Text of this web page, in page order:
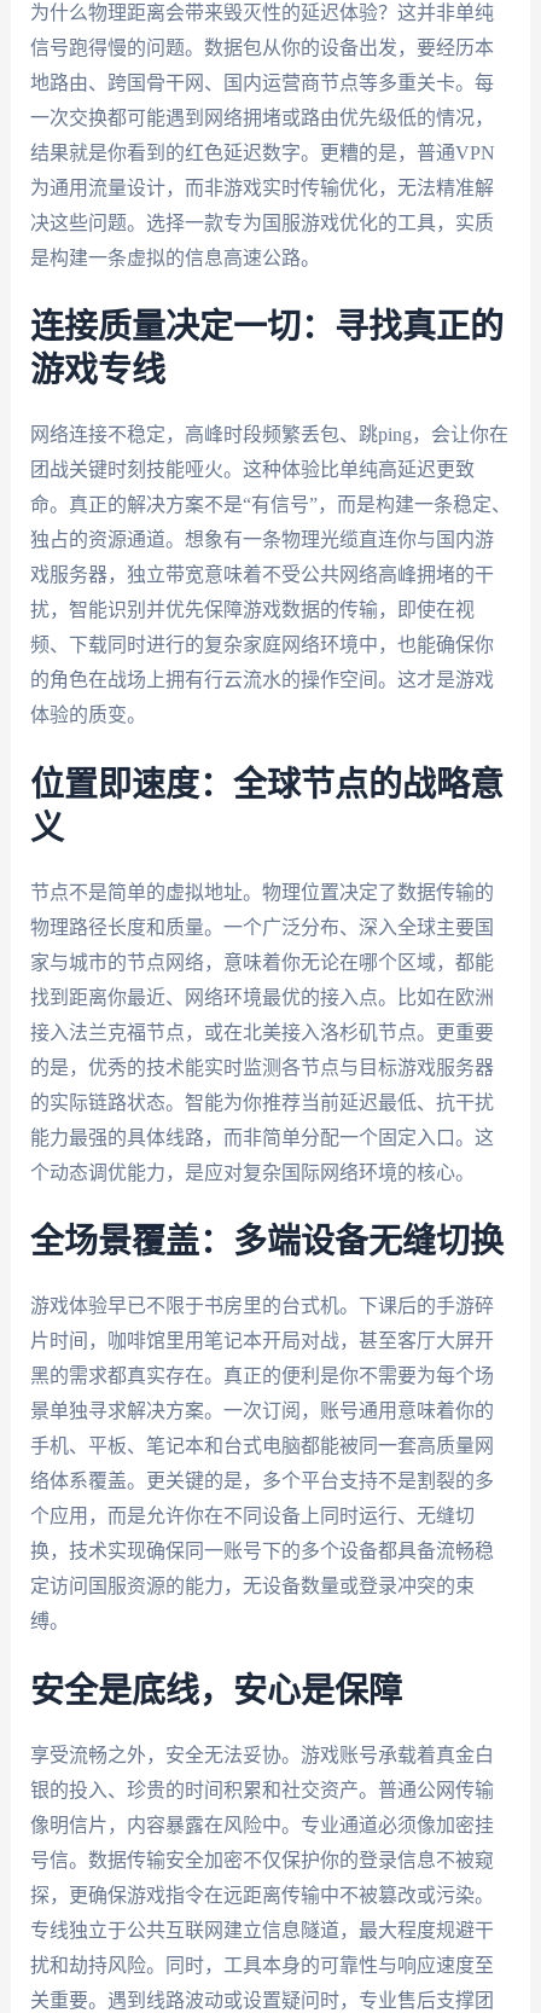
为什么物理距离会带来毁灭性的延迟体验？这并非单纯
信号跑得慢的问题。数据包从你的设备出发，要经历本
地路由、跨国骨干网、国内运营商节点等多重关卡。每
一次交换都可能遇到网络拥堵或路由优先级低的情况，
结果就是你看到的红色延迟数字。更糟的是，普通VPN
为通用流量设计，而非游戏实时传输优化，无法精准解
决这些问题。选择一款专为国服游戏优化的工具，实质
是构建一条虚拟的信息高速公路。
连接质量决定一切：寻找真正的
游戏专线
网络连接不稳定，高峰时段频繁丢包、跳ping，会让你在
团战关键时刻技能哑火。这种体验比单纯高延迟更致
命。真正的解决方案不是“有信号”，而是构建一条稳定、
独占的资源通道。想象有一条物理光缆直连你与国内游
戏服务器，独立带宽意味着不受公共网络高峰拥堵的干
扰，智能识别并优先保障游戏数据的传输，即使在视
频、下载同时进行的复杂家庭网络环境中，也能确保你
的角色在战场上拥有行云流水的操作空间。这才是游戏
体验的质变。
位置即速度：全球节点的战略意
义
节点不是简单的虚拟地址。物理位置决定了数据传输的
物理路径长度和质量。一个广泛分布、深入全球主要国
家与城市的节点网络，意味着你无论在哪个区域，都能
找到距离你最近、网络环境最优的接入点。比如在欧洲
接入法兰克福节点，或在北美接入洛杉矶节点。更重要
的是，优秀的技术能实时监测各节点与目标游戏服务器
的实际链路状态。智能为你推荐当前延迟最低、抗干扰
能力最强的具体线路，而非简单分配一个固定入口。这
个动态调优能力，是应对复杂国际网络环境的核心。
全场景覆盖：多端设备无缝切换
游戏体验早已不限于书房里的台式机。下课后的手游碎
片时间，咖啡馆里用笔记本开局对战，甚至客厅大屏开
黑的需求都真实存在。真正的便利是你不需要为每个场
景单独寻求解决方案。一次订阅，账号通用意味着你的
手机、平板、笔记本和台式电脑都能被同一套高质量网
络体系覆盖。更关键的是，多个平台支持不是割裂的多
个应用，而是允许你在不同设备上同时运行、无缝切
换，技术实现确保同一账号下的多个设备都具备流畅稳
定访问国服资源的能力，无设备数量或登录冲突的束
缚。
安全是底线，安心是保障
享受流畅之外，安全无法妥协。游戏账号承载着真金白
银的投入、珍贵的时间积累和社交资产。普通公网传输
像明信片，内容暴露在风险中。专业通道必须像加密挂
号信。数据传输安全加密不仅保护你的登录信息不被窥
探，更确保游戏指令在远距离传输中不被篡改或污染。
专线独立于公共互联网建立信息隧道，最大程度规避干
扰和劫持风险。同时，工具本身的可靠性与响应速度至
关重要。遇到线路波动或设置疑问时，专业售后支撑团